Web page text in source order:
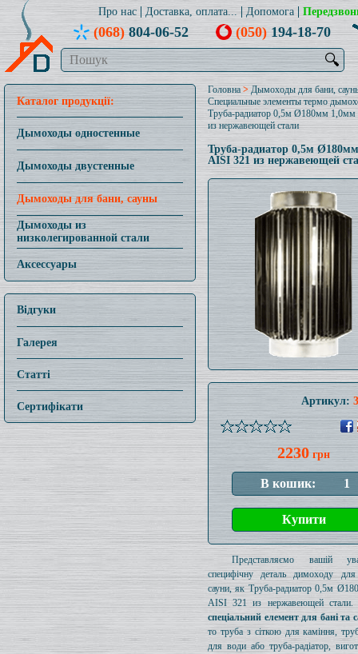
Про нас Доставка, оплата... Допомога
(068)804-06-52 (050)194-18-70
🔍
Каталог продукції:
Дымоходы одностенные
Дымоходы двустенные
Дымоходы для бани, сауны
Дымоходы из
низколегированной стали
Аксессуары
Відгуки
Галерея
Статті
Сертифікати
Головна > Дымоходы для бани,
Специальные элементы термо
Труба-радиатор 0,5м Ø180мм
из нержавеющей стали
Труба-радиатор 0,5м
AISI 321 из нержавеющей
Артикул:
2230 грн
Представляємо вашій
специфічну деталь димоходу
сауни, як Труба-радиатор 0,5м
AISI 321 из нержавеющей стали.
спеціальний елемент для бані та
то труба з сіткою для каміння,
для води або труба-радіатор,